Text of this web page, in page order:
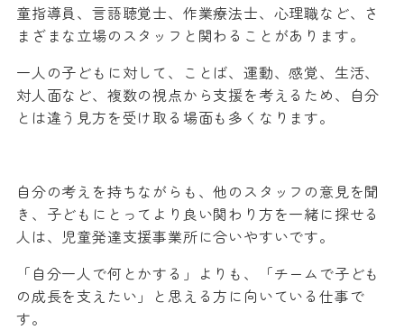
童指導員、言語聴覚士、作業療法士、心理職など、さ
まざまな立場のスタッフと関わることがあります。
一人の子どもに対して、ことば、運動、感覚、生活、
対人面など、複数の視点から支援を考えるため、自分
とは違う見方を受け取る場面も多くなります。
自分の考えを持ちながらも、他のスタッフの意見を聞
き、子どもにとってより良い関わり方を一緒に探せる
人は、児童発達支援事業所に合いやすいです。
「自分一人で何とかする」よりも、「チームで子ども
の成長を支えたい」と思える方に向いている仕事で
す。